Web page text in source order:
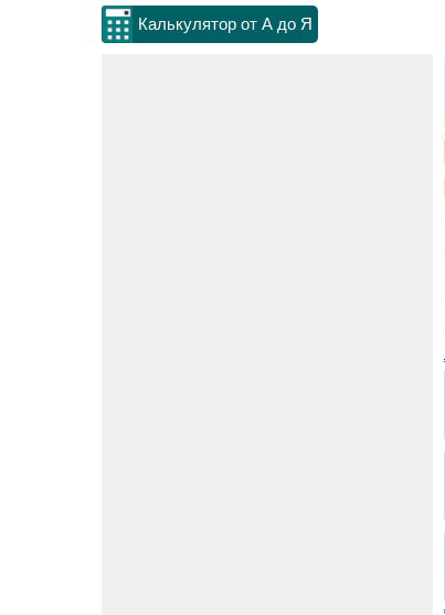
Калькулятор от А до Я